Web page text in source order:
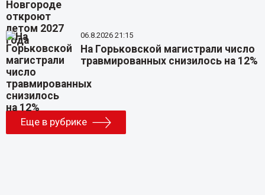
06.8.2026 21:15
На Горьковской магистрали число
травмированных снизилось на 12%
Еще в рубрике